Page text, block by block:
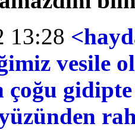
13:28
vesile
çoğu